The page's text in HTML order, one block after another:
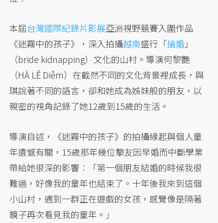
本屆台灣國際紀錄片影展亞洲視野競賽入圍作品
《迷霧中的孩子》，深入拍攝越南盛行「搶婚」
（bride kidnapping）文化的山村。導演何黎艷
（HÀ LÊ Diễm）在截然不同的文化背景裡成長，與
琪說著不同的語言，卻和她成為姊妹般的朋友，以
親密的視角記錄了她12歲到15歲的生活。
導演自述，《迷霧中的孩子》的拍攝緣起與個人童
年遺憾有關，15歲那年幾位摯友因早婚而中斷學業
帶給她很深的影響：「第一個朋友結婚的時候我很
難過，好像我的童年也結束了。十年後我來到這個
小山村，遇到一群正在遊戲的女孩，感覺像是隔著
鏡子再次看見我的童年。」